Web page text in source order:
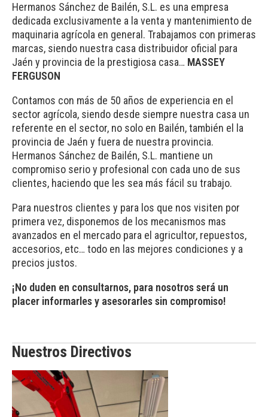
Hermanos Sánchez de Bailén, S.L. es una empresa
dedicada exclusivamente a la venta y mantenimiento de
maquinaria agrícola en general. Trabajamos con primeras
marcas, siendo nuestra casa distribuidor oficial para
Jaén y provincia de la prestigiosa casa… MASSEY
FERGUSON
Contamos con más de 50 años de experiencia en el
sector agrícola, siendo desde siempre nuestra casa un
referente en el sector, no solo en Bailén, también el la
provincia de Jaén y fuera de nuestra provincia.
Hermanos Sánchez de Bailén, S.L. mantiene un
compromiso serio y profesional con cada uno de sus
clientes, haciendo que les sea más fácil su trabajo.
Para nuestros clientes y para los que nos visiten por
primera vez, disponemos de los mecanismos mas
avanzados en el mercado para el agricultor, repuestos,
accesorios, etc… todo en las mejores condiciones y a
precios justos.
¡No duden en consultarnos, para nosotros será un
placer informarles y asesorarles sin compromiso!
Nuestros Directivos